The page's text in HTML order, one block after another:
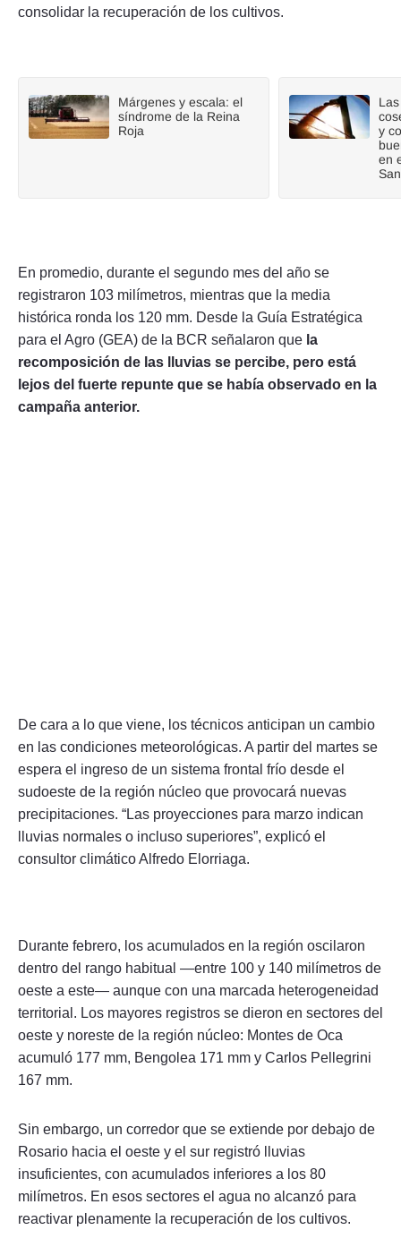
consolidar la recuperación de los cultivos.
Márgenes y escala: el
síndrome de la Reina
Roja
y
en
En promedio, durante el segundo mes del año se
registraron 103 milímetros, mientras que la media
histórica ronda los 120 mm. Desde la Guía Estratégica
para el Agro (GEA) de la BCR señalaron que la
recomposición de las lluvias se percibe, pero está
lejos del fuerte repunte que se había observado en la
campaña anterior.
De cara a lo que viene, los técnicos anticipan un cambio
en las condiciones meteorológicas. A partir del martes se
espera el ingreso de un sistema frontal frío desde el
sudoeste de la región núcleo que provocará nuevas
precipitaciones. “Las proyecciones para marzo indican
lluvias normales o incluso superiores”, explicó el
consultor climático Alfredo Elorriaga.
Durante febrero, los acumulados en la región oscilaron
dentro del rango habitual —entre 100 y 140 milímetros de
oeste a este— aunque con una marcada heterogeneidad
territorial. Los mayores registros se dieron en sectores del
oeste y noreste de la región núcleo: Montes de Oca
acumuló 177 mm, Bengolea 171 mm y Carlos Pellegrini
167 mm.
Sin embargo, un corredor que se extiende por debajo de
Rosario hacia el oeste y el sur registró lluvias
insuficientes, con acumulados inferiores a los 80
milímetros. En esos sectores el agua no alcanzó para
reactivar plenamente la recuperación de los cultivos.